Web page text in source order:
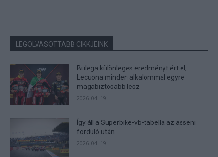
LEGOLVASOTTABB CIKKJEINK
Bulega különleges eredményt ért el,
Lecuona minden alkalommal egyre
magabiztosabb lesz
2026. 04. 19.
Így áll a Superbike-vb-tabella az asseni
forduló után
2026. 04. 19.